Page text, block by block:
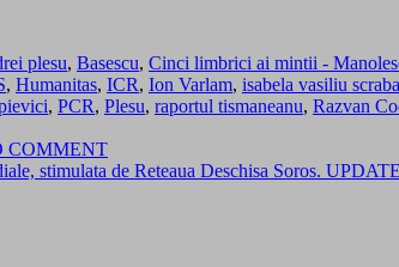
plesu, Basescu, Cinci limbrici ai mintii -
, Humanitas, ICR, Ion Varlam, isabela vasiliu scraba
, PCR, Plesu, raportul tismaneanu, Razvan
COMMENT
stimulata de Reteaua Deschisa Soros.